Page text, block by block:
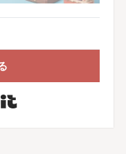
Built with Kit